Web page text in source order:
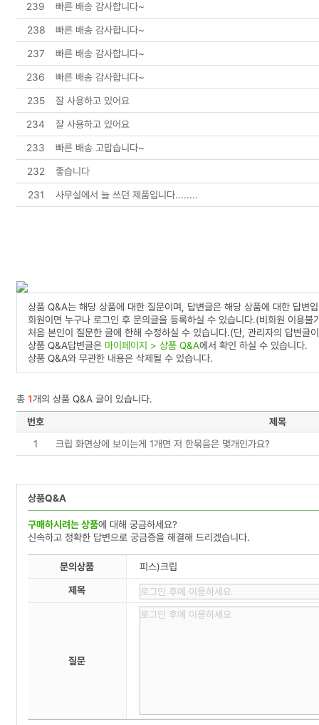
239 빠른 배송 감사합니다~
238 빠른 배송 감사합니다~
237 빠른 배송 감사합니다~
236 빠른 배송 감사합니다~
235 잘 사용하고 있어요
234 잘 사용하고 있어요
233 빠른 배송 고맙습니다~
232 좋습니다
231 사무실에서 늘 쓰던 제품입니다........
상품 Q&A는 해당 상품에 대한 질문이며, 답변글은 해당 상품에 대한 답변
회원이면 누구나 로그인 후 문의글을 등록하실 수 있습니다.(비회원 이용불
처음 본인이 질문한 글에 한해 수정하실 수 있습니다.(단, 관리자의 답변글
상품 Q&A답변글은 마이페이지 > 상품 Q&A에서 확인 하실 수 있습니다.
상품 Q&A와 무관한 내용은 삭제될 수 있습니다.
총 1개의 상품 Q&A 글이 있습니다.
번호
제목
1
크립 화면상에 보이는게 1개면 저 한묶음은 몇개인가요?
상품Q&A
구매하시려는 상품에 대해 궁금하세요?
신속하고 정확한 답변으로 궁금증을 해결해 드리겠습니다.
문의상품 피스)크립
제목
질문